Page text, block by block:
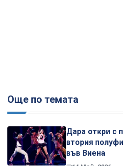
Още по темата
Дара откри с
втория
във Виена